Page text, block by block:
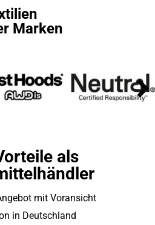
Marken
als
mit Voransicht
in Deutschland